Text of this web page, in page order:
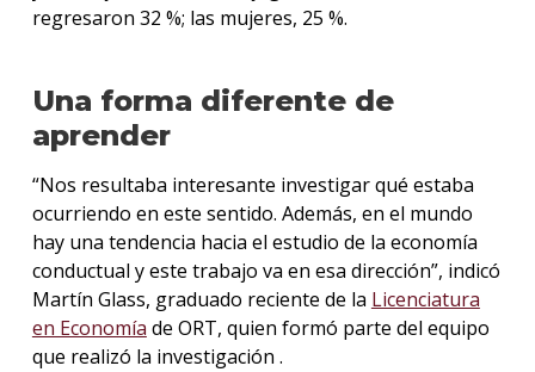
regresaron 32 %; las mujeres, 25 %.
Una forma diferente de
aprender
“Nos resultaba interesante investigar qué estaba
ocurriendo en este sentido. Además, en el mundo
hay una tendencia hacia el estudio de la economía
conductual y este trabajo va en esa dirección”, indicó
Martín Glass, graduado reciente de la Licenciatura
en Economía de ORT, quien formó parte del equipo
que realizó la investigación .